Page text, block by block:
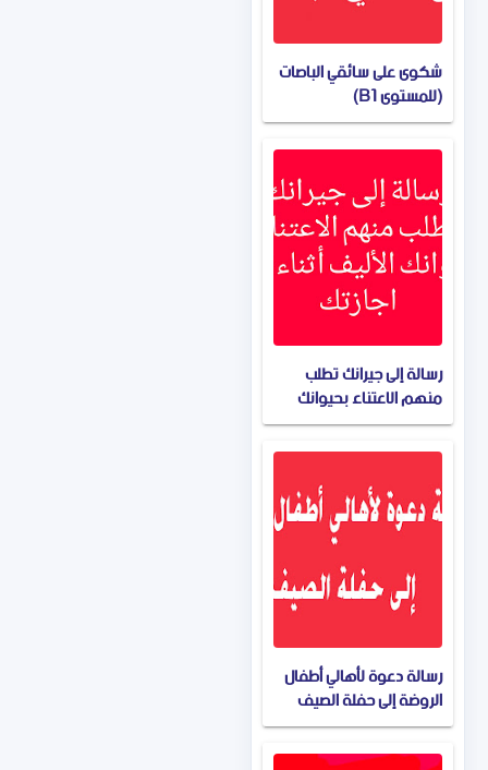
شكوى على سائقي الباصات
(للمستوى B1)
رسالة إلى جيرانك تطلب
منهم الاعتناء بحيوانك
الأليف للمستوى B1
رسالة دعوة لأهالي أطفال
الروضة إلى حفلة الصيف
التي ستقوم انت بتنظيم
ومساعدة اللجنة المنظمة